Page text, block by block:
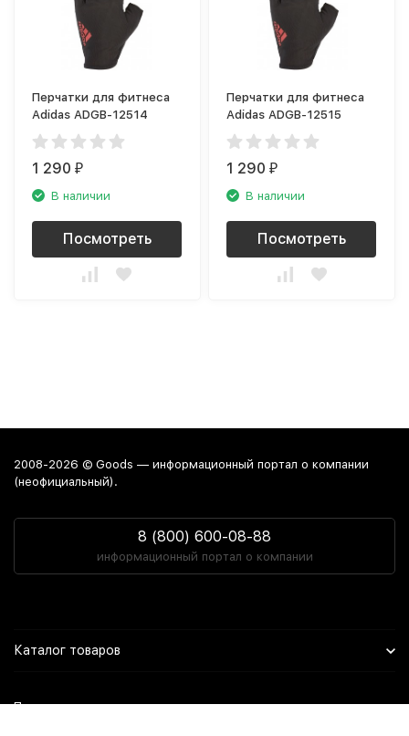
Перчатки для фитнеса
Adidas ADGB-12514
1 290₽
В наличии
Посмотреть
Перчатки для фитнеса
Adidas ADGB-12515
1 290₽
В наличии
Посмотреть
2008-2026 © Goods — информационный портал о компании
(неофициальный).
8 (800) 600-08-88
информационный портал о компании
Каталог товаров
Политика персональных данных